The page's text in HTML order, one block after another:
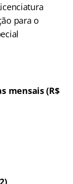
para o
mensais (R$